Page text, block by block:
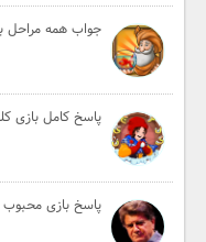
جواب همه مراحل
پاسخ کامل بازی
پاسخ بازی